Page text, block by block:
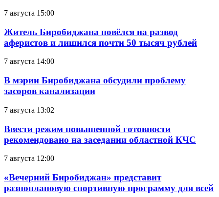
7 августа 15:00
Житель Биробиджана повёлся на развод
аферистов и лишился почти 50 тысяч рублей
7 августа 14:00
В мэрии Биробиджана обсудили проблему
засоров канализации
7 августа 13:02
Ввести режим повышенной готовности
рекомендовано на заседании областной КЧС
7 августа 12:00
«Вечерний Биробиджан» представит
разноплановую спортивную программу для всей